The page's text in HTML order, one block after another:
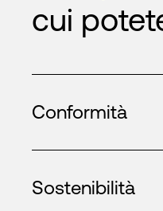
cui
Conformità
Sostenibilità